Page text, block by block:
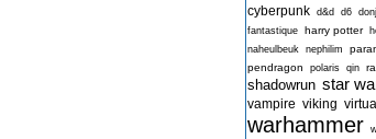
cyberpunk d&d d6
fantastique harry potter
naheulbeuk nephilim
pendragon polaris qin
shadowrun star
vampire viking
warhammer